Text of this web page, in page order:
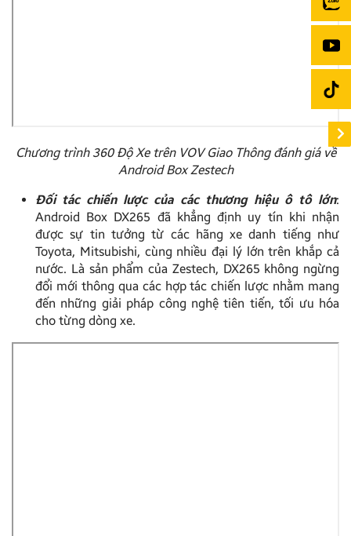
Chương trình 360 Độ Xe trên VOV Giao Thông đánh giá về
Android Box Zestech
Đối tác chiến lược của các thương hiệu ô tô lớn:
Android Box DX265 đã khẳng định uy tín khi nhận
được sự tin tưởng từ các hãng xe danh tiếng như
Toyota, Mitsubishi, cùng nhiều đại lý lớn trên khắp cả
nước. Là sản phẩm của Zestech, DX265 không ngừng
đổi mới thông qua các hợp tác chiến lược nhằm mang
đến những giải pháp công nghệ tiên tiến, tối ưu hóa
cho từng dòng xe.